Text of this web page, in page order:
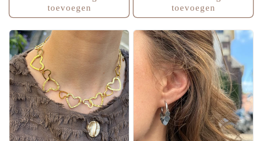
toevoegen
toevoegen